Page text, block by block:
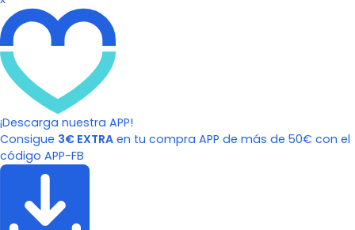
¡Descarga nuestra APP!
Consigue 3€ EXTRA en tu compra APP de más de 50€ con el
código APP-FB